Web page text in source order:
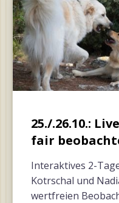
25./.26.10.:
fair
Interaktives 2-
Kotrschal und
wertfreien